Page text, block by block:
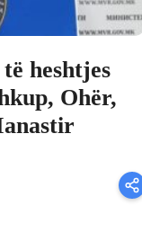
heshtjes
Ohër,